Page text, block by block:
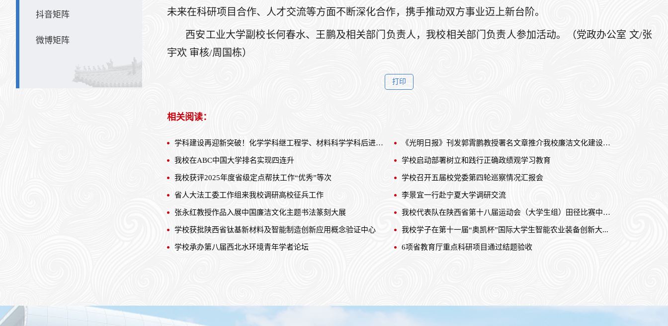
抖音矩阵
微博矩阵
未来在科研项目合作、人才交流等方面不断深化合作，携手推动双方事业迈上新台阶。
西安工业大学副校长何春水、王鹏及相关部门负责人，我校相关部门负责人参加活动。（党政办公室 文/张
宇欢 审核/周国栋）
相关阅读：
学科建设再迎新突破！化学学科继工程学、材料科学学科后进入E... 《光明日报》刊发郭霄鹏教授署名文章推介我校廉洁文化建设工...
我校在ABC中国大学排名实现四连升 学校启动部署树立和践行正确政绩观学习教育
我校获评2025年度省级定点帮扶工作“优秀”等次 学校召开五届校党委第四轮巡察情况汇报会
省人大法工委工作组来我校调研高校征兵工作 李景宜一行赴宁夏大学调研交流
张永红教授作品入展中国廉洁文化主题书法篆刻大展 我校代表队在陕西省第十八届运动会（大学生组）田径比赛中获佳绩
学校获批陕西省钛基新材料及智能制造创新应用概念验证中心 我校学子在第十一届“奥凯杯”国际大学生智能农业装备创新大...
学校承办第八届西北水环境青年学者论坛 6项省教育厅重点科研项目通过结题验收